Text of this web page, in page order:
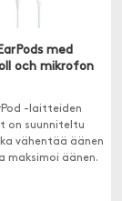
med
och mikrofon
-laitteiden
on suunniteltu
vähentää äänen
maksimoi äänen.